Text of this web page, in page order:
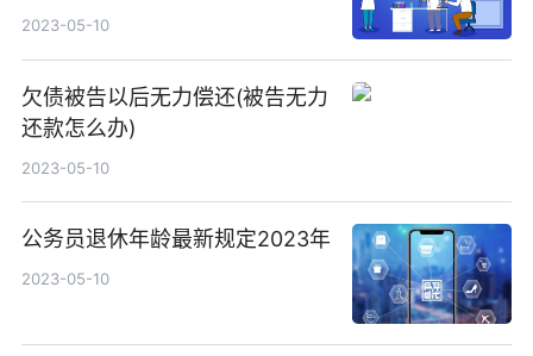
2023-05-10
欠债被告以后无力偿还(被告无力
还款怎么办)
2023-05-10
公务员退休年龄最新规定2023年
2023-05-10